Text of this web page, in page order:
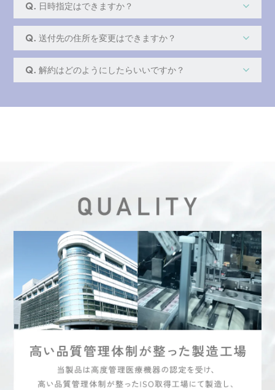
日時指定はできますか？
送付先の住所を変更はできますか？
解約はどのようにしたらいいですか？